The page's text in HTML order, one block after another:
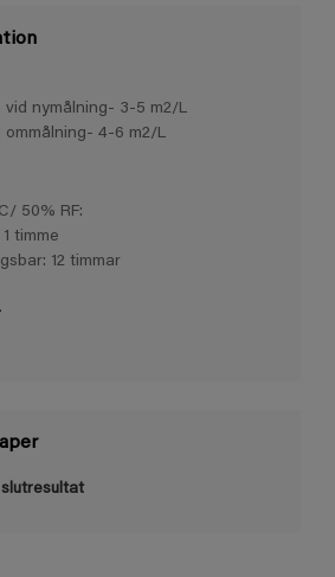
vid nymålning- 3-5 m2/L
ommålning- 4-6 m2/L
50% RF:
timme
12 timmar